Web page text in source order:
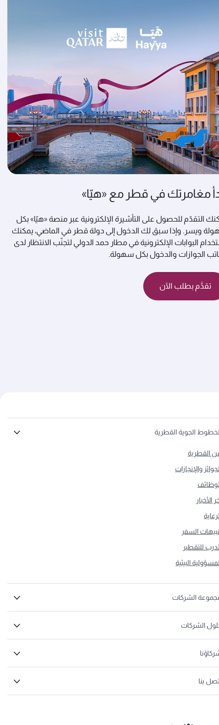
مغامرتك في قطر مع «هيّا»
التقدّم للحصول على التأشيرة الإلكترونية عبر منصة «هيّا» بكل
ويسر. وإذا سبق لك الدخول إلى دولة قطر في الماضي، يمكنك
البوابات الإلكترونية في مطار حمد الدولي لتجنّب الانتظار لدى
الجوازات والدخول بكل سهولة.
تقدَّم بطلب الآن
الجوية القطرية
القطرية
والإنجازات
الأخبار
السفر
للتقطير
البيئية
الشركات
الشركات
بنا